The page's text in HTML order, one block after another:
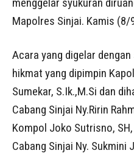
Mapolres Sinjai. Kamis (8/
Acara yang digelar
hikmat yang dipimpin
Sumekar, S.Ik.,M.Si dan
Cabang Sinjai Ny.Ririn
Kompol Joko Sutrisno,
Cabang Sinjai Ny. Sukmini